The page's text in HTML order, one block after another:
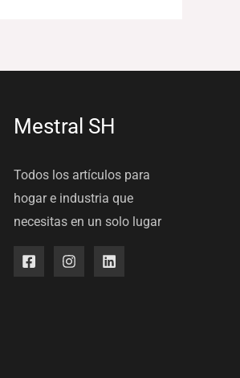
Mestral SH
Todos los artículos para
hogar e industria que
necesitas en un solo lugar